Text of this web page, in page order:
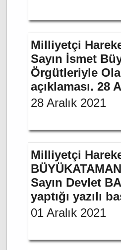
Milliyetçi
Sayın İsmet
Örgütleriyle
açıklaması. 28
28 Aralık 2021
Milliyetçi
Sayın Devlet
yaptığı yazılı
01 Aralık 2021